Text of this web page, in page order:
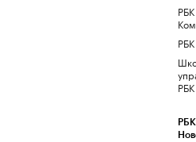
РБК
РБК
РБК